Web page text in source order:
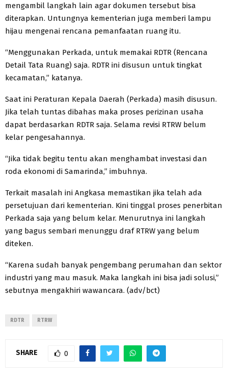
mengambil langkah lain agar dokumen tersebut bisa
diterapkan. Untungnya kementerian juga memberi lampu
hijau mengenai rencana pemanfaatan ruang itu.
“Menggunakan Perkada, untuk memakai RDTR (Rencana
Detail Tata Ruang) saja. RDTR ini disusun untuk tingkat
kecamatan,” katanya.
Saat ini Peraturan Kepala Daerah (Perkada) masih disusun.
Jika telah tuntas dibahas maka proses perizinan usaha
dapat berdasarkan RDTR saja. Selama revisi RTRW belum
kelar pengesahannya.
“Jika tidak begitu tentu akan menghambat investasi dan
roda ekonomi di Samarinda,” imbuhnya.
Terkait masalah ini Angkasa memastikan jika telah ada
persetujuan dari kementerian. Kini tinggal proses penerbitan
Perkada saja yang belum kelar. Menurutnya ini langkah
yang bagus sembari menunggu draf RTRW yang belum
diteken.
“Karena sudah banyak pengembang perumahan dan sektor
industri yang mau masuk. Maka langkah ini bisa jadi solusi,”
sebutnya mengakhiri wawancara. (adv/bct)
RDTR RTRW
SHARE 0